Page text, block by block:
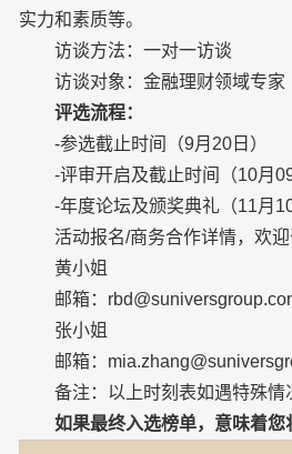
实力和素质等。
访谈方法：一对一访谈
访谈对象：金融理财领域专家
评选流程：
-参选截止时间（9月20日）
-评审开启及截止时间（10月
-年度论坛及颁奖典礼（11月10
活动报名/商务合作详情，欢
黄小姐
邮箱：
张小姐
邮箱：
备注：以上时刻表如遇特殊情
如果最终入选榜单， 意味着您